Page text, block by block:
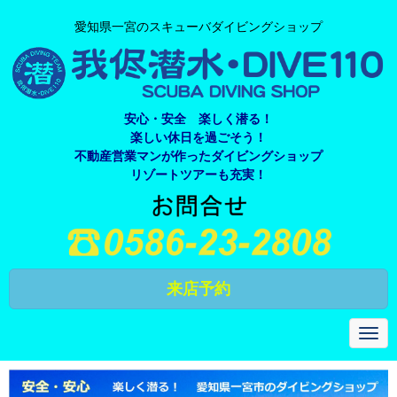
愛知県一宮のスキューバダイビングショップ
安心・安全 楽しく潜る！
楽しい休日を過ごそう！
不動産営業マンが作ったダイビングショップ
リゾートツアーも充実！
来店予約
N
a
v
i
g